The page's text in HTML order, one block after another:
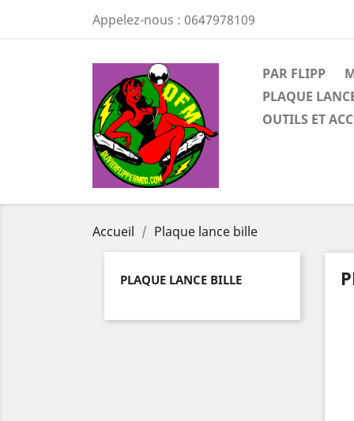
Appelez-nous : 0647978109
PAR FLIPP
PLAQUE
OUTILS ET
Accueil Plaque lance bille
PLAQUE LANCE BILLE